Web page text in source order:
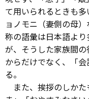
て用いられるときも
ョノモニ（妻側の母
称の語彙は日本語よ
が、そうした家族間
からだけでなく、「
る。
また、挨拶のしかた